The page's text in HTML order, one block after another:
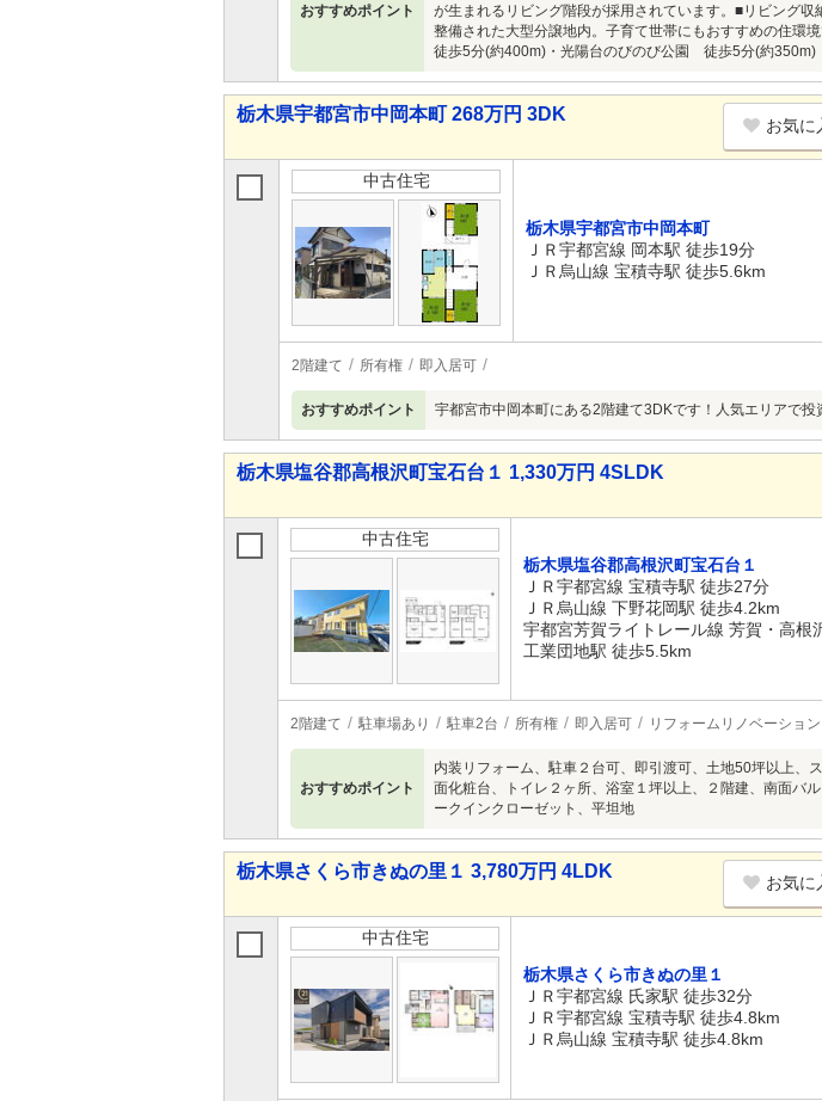
おすすめポイント
が生まれるリビング階段が採用されています。■リビング
整備された大型分譲地内。子育て世帯にもおすすめの住
徒歩5分(約400m)・光陽台のびのび公園 徒歩5分(約350m)
栃木県宇都宮市中岡本町 268万円 3DK
お気に
中古住宅
栃木県宇都宮市中岡本町
ＪＲ宇都宮線 岡本駅 徒歩19分
ＪＲ烏山線 宝積寺駅 徒歩5.6km
2階建て 所有権 即入居可
おすすめポイント 宇都宮市中岡本町にある2階建て3DKです！人気エリアで
栃木県塩谷郡高根沢町宝石台１ 1,330万円 4SLDK
中古住宅
栃木県塩谷郡高根沢町宝石台１
ＪＲ宇都宮線 宝積寺駅 徒歩27分
ＪＲ烏山線 下野花岡駅 徒歩4.2km
宇都宮芳賀ライトレール線 芳賀・高根
工業団地駅 徒歩5.5km
2階建て 駐車場あり 駐車2台 所有権 即入居可 リフォームリノベーション
おすすめポイント
内装リフォーム、駐車２台可、即引渡可、土地50坪以上、
面化粧台、トイレ２ヶ所、浴室１坪以上、２階建、南面バ
ークインクローゼット、平坦地
栃木県さくら市きぬの里１ 3,780万円 4LDK
お気に
中古住宅
栃木県さくら市きぬの里１
ＪＲ宇都宮線 氏家駅 徒歩32分
ＪＲ宇都宮線 宝積寺駅 徒歩4.8km
ＪＲ烏山線 宝積寺駅 徒歩4.8km